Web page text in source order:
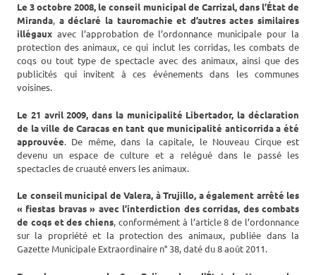
Le 3 octobre 2008, le conseil municipal de Carrizal, dans l’État de
Miranda, a déclaré la tauromachie et d’autres actes similaires
illégaux avec l’approbation de l’ordonnance municipale pour la
protection des animaux, ce qui inclut les corridas, les combats de
coqs ou tout type de spectacle avec des animaux, ainsi que des
publicités qui invitent à ces événements dans les communes
voisines.
Le 21 avril 2009, dans la municipalité Libertador, la déclaration
de la ville de Caracas en tant que municipalité anticorrida a été
approuvée. De même, dans la capitale, le Nouveau Cirque est
devenu un espace de culture et a relégué dans le passé les
spectacles de cruauté envers les animaux.
Le conseil municipal de Valera, à Trujillo, a également arrêté les
« fiestas bravas » avec l’interdiction des corridas, des combats
de coqs et des chiens, conformément à l’article 8 de l’ordonnance
sur la propriété et la protection des animaux, publiée dans la
Gazette Municipale Extraordinaire n° 38, daté du 8 août 2011.